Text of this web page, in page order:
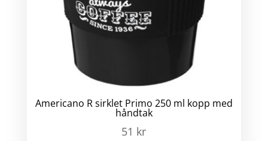
Americano R sirklet Primo 250 ml kopp med
håndtak
51 kr